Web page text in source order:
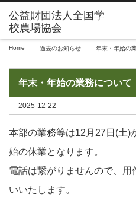
Home 過去のお知らせ 年末・年始の
年末・年始の業務について
2025-12-22
本部の業務等は12月27日(土)
始の休業となります。
電話は繋がりませんので、
いいたします。